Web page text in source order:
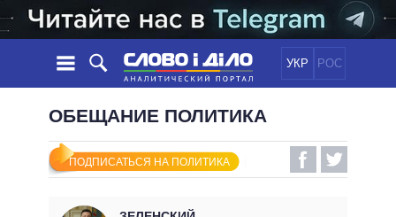
УКР РОС
НОВОСТИ
ЛЕНТА
СОБЫТИЯ
СТАТЬИ
ПОЛИТИКА
ЭКОНОМИКА
ОБЕЩАНИЯ
ОБЕЩАНИЕ ПОЛИТИКА
ПОДПИСАТЬСЯ НА ПОЛИТИКА